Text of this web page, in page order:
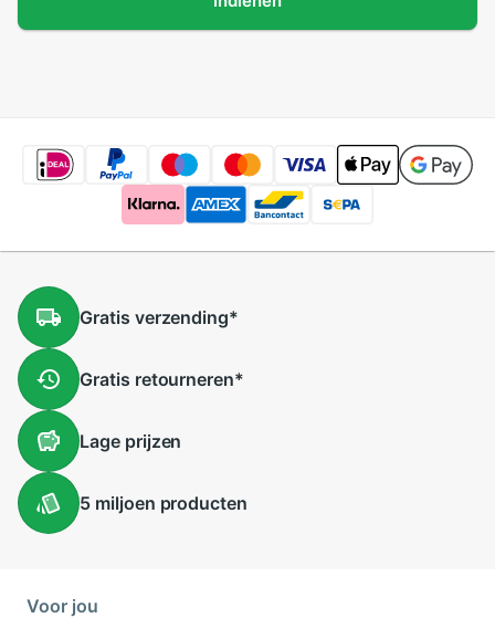
Gratis verzending*
Gratis retourneren*
Lageprijzen
5 miljoen producten
Voor jou